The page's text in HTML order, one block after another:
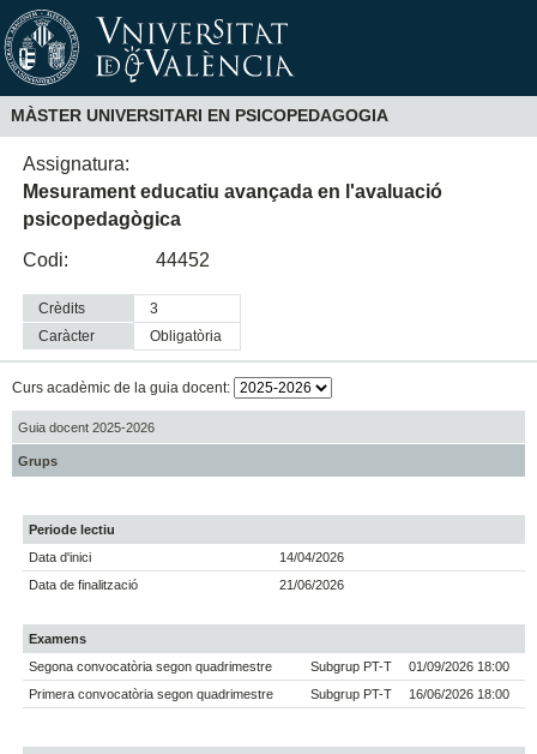
MÀSTER UNIVERSITARI EN PSICOPEDAGOGIA
Assignatura:
Mesurament educatiu avançada en l'avaluació
psicopedagògica
Codi:
44452
Crèdits
3
Caràcter
obligatòria
Curs acadèmic de la guia docent:
Guia docent 2025-2026
Grups
Periode lectiu
Data d'inici
14/04/2026
Data de finalització
21/06/2026
Examens
Segona convocatòria segon quadrimestre
Subgrup PT-T
01/09/2026 18:00
Primera convocatòria segon quadrimestre
Subgrup PT-T 16/06/2026 18:00